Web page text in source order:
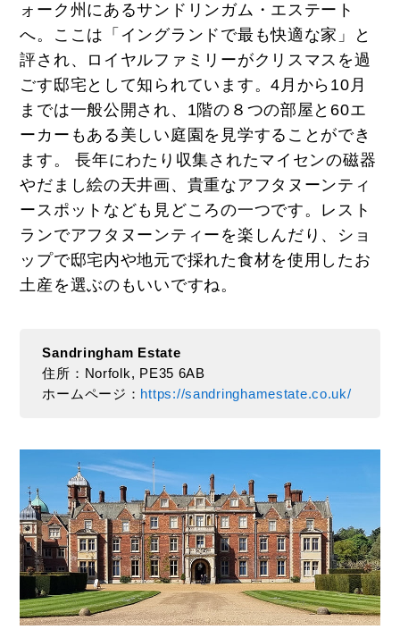
ォーク州にあるサンドリンガム・エステート
へ。ここは「イングランドで最も快適な家」と
評され、ロイヤルファミリーがクリスマスを過
ごす邸宅として知られています。4月から10月
までは一般公開され、1階の８つの部屋と60エ
ーカーもある美しい庭園を見学することができ
ます。 長年にわたり収集されたマイセンの磁器
やだまし絵の天井画、貴重なアフタヌーンティ
ースポットなども見どころの一つです。レスト
ランでアフタヌーンティーを楽しんだり、ショ
ップで邸宅内や地元で採れた食材を使用したお
土産を選ぶのもいいですね。
Sandringham Estate
住所：Norfolk, PE35 6AB
ホームページ： https://sandringhamestate.co.uk/